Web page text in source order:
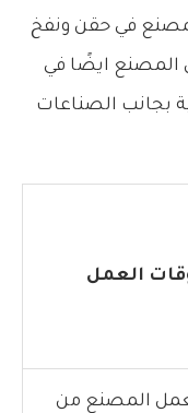
في حقن ونفخ
المصنع ايضًا في
بجانب الصناعات
العمل
المصنع من